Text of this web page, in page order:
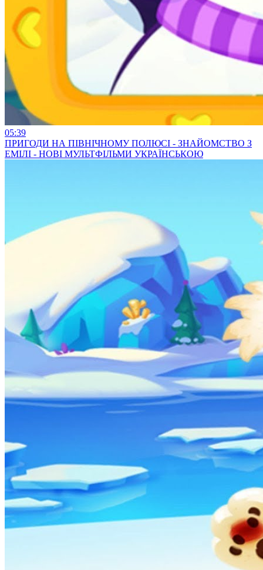
05:39
ПРИГОДИ НА ПІВНІЧНОМУ ПОЛЮСІ - ЗНАЙОМСТВО З
ЕМІЛІ - НОВІ МУЛЬТФІЛЬМИ УКРАЇНСЬКОЮ